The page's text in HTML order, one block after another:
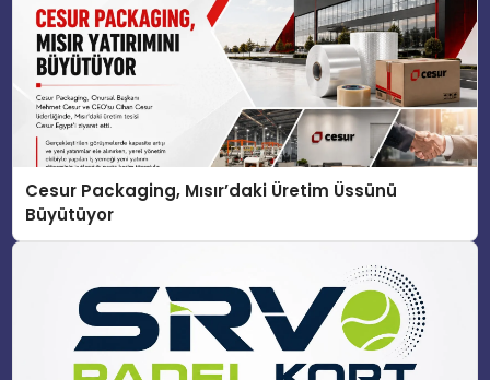
Cesur Packaging, Mısır’daki Üretim Üssünü
Büyütüyor